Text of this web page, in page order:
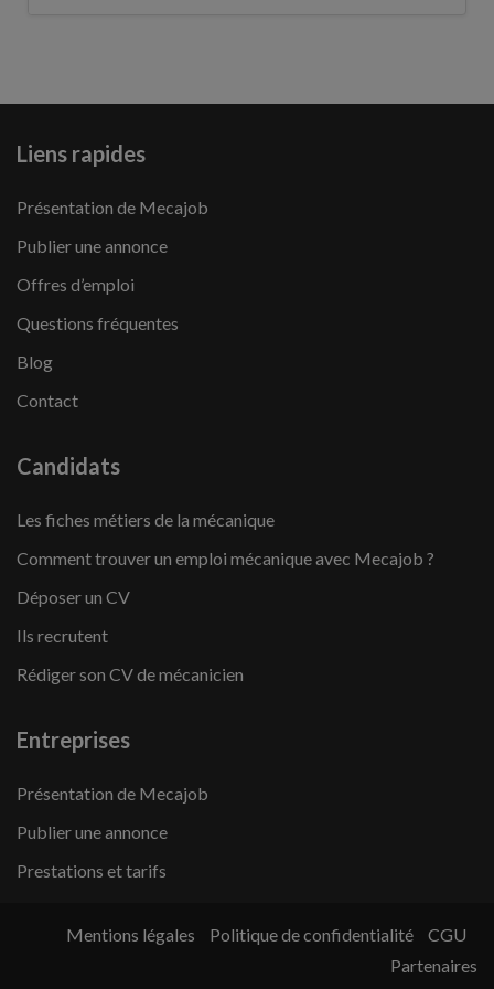
Liens rapides
Présentation de Mecajob
Publier une annonce
Offres d’emploi
Questions fréquentes
Blog
Contact
Candidats
Les fiches métiers de la mécanique
Comment trouver un emploi mécanique avec Mecajob ?
Déposer un CV
Ils recrutent
Rédiger son CV de mécanicien
Entreprises
Présentation de Mecajob
Publier une annonce
Prestations et tarifs
Mentions légales Politique de confidentialité
CGU
Partenaires